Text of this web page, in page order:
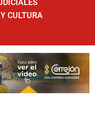
CULTURA